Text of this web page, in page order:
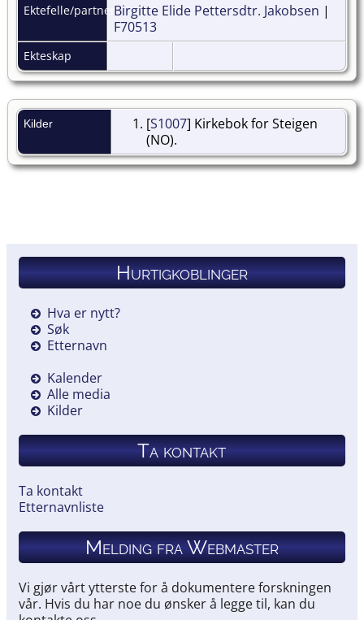
Ektefelle/partnerBirgitte Elide Pettersdtr. Jakobsen |
F70513
Ekteskap
Kilder [S1007] Kirkebok for Steigen
(NO).
Hurtigkoblinger
Hva er nytt?
Søk
Etternavn
Kalender
Alle media
Kilder
Ta kontakt
Ta kontakt
Etternavnliste
Melding fra Webmaster
Vi gjør vårt ytterste for å dokumentere forskningen
vår. Hvis du har noe du ønsker å legge til, kan du